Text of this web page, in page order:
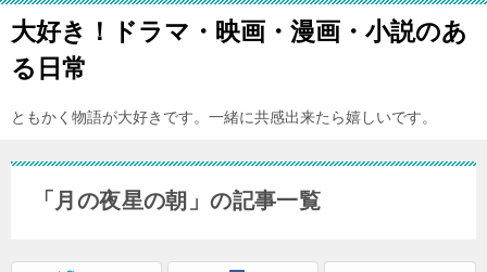
大好き！ドラマ・映画・漫画・小説のあ
る日常
ともかく物語が大好きです。一緒に共感出来たら嬉しいです。
「月の夜星の朝」の記事一覧